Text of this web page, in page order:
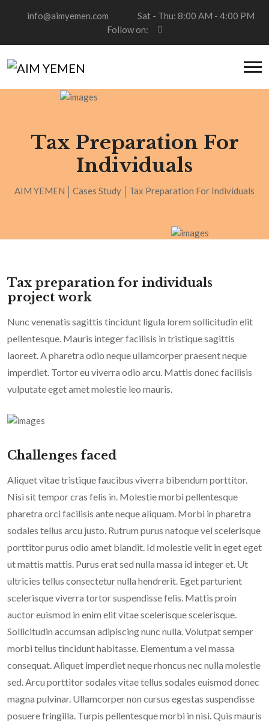
info@aimyemen.com
Sat - Thu: 8:00 AM - 4:00 PM
Follow on:
Tax Preparation For
Individuals
AIM YEMEN Cases Study Tax Preparation For Individuals
Tax preparation for individuals
project work
Nunc venenatis sagittis tincidunt ligula lorem sollicitudin elit
pellentesque. Mauris integer facilisis in tristique sagittis
laoreet. A pharetra odio neque ullamcorper praesent neque
imperdiet. Tortor eu viverra odio arcu. Mattis donec facilisis
vulputate eget amet molestie leo mauris.
Challenges faced
Aliquet vitae tristique faucibus viverra bibendum porttitor.
Nisi sit tempor cras felis in. Molestie morbi pellentesque
pharetra orci facilisis ante neque aliquam. Morbi in pharetra
sodales tellus arcu justo. Rutrum purus natoque vel scelerisque
porttitor purus odio amet blandit. Id molestie velit in eget eget
ut mattis mattis. Purus erat sed nulla massa id integer et. Ut
ultricies tellus consectetur nulla hendrerit. Eget parturient
scelerisque viverra tortor suspendisse felis. Mattis proin
auctor euismod in enim elit vitae scelerisque scelerisque.
Sollicitudin accumsan adipiscing nunc nulla. Volutpat semper
morbi tellus tincidunt habitasse. Elementum a vel massa
consequat. Aliquet imperdiet neque rhoncus nec nulla molestie
sed. Arcu porttitor sodales vitae tellus sodales euismod donec
magna pulvinar. Ullamcorper non cursus egestas suspendisse
posuere fringilla. Turpis pellentesque morbi in nisi. Quis mauris